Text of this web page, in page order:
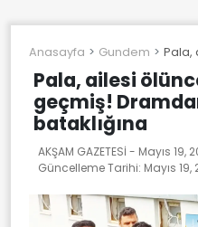
Anasayfa Gundem Pala,
Pala, ailesi
geçmiş!
bataklığına
AKŞAM GAZETESİ - Mayıs 19,
Güncelleme Tarihi: Mayıs 19,